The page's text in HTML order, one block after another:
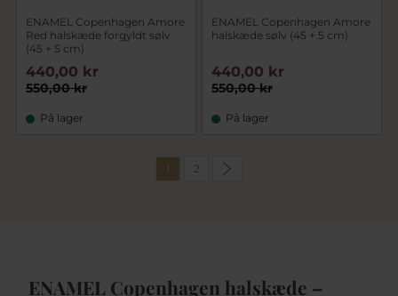
ENAMEL Copenhagen Amore
Red halskæde forgyldt sølv
(45 + 5 cm)
550,00 kr
440,00 kr
På lager
ENAMEL Copenhagen Amore
halskæde sølv (45 + 5 cm)
550,00 kr
440,00 kr
På lager
1 2
ENAMEL Copenhagen halskæde –